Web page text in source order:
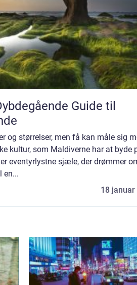
Guide til
og størrelser, men få kan måle sig
kultur, som Maldiverne har at byde
eventyrlystne sjæle, der drømmer
en...
18 januar